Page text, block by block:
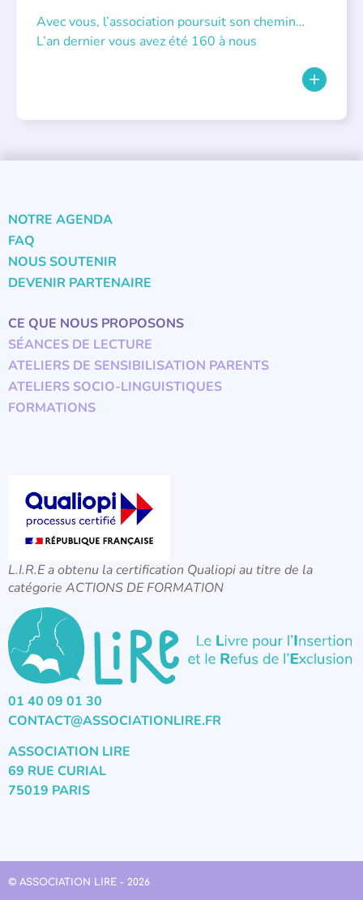
Avec vous, l’association poursuit son chemin…
L’an dernier vous avez été 160 à nous
NOTRE AGENDA
FAQ
NOUS SOUTENIR
DEVENIR PARTENAIRE
CE QUE NOUS PROPOSONS
SÉANCES DE LECTURE
ATELIERS DE SENSIBILISATION PARENTS
ATELIERS SOCIO-LINGUISTIQUES
FORMATIONS
L.I.R.E a obtenu la certification Qualiopi au titre de la
catégorie ACTIONS DE FORMATION
01 40 09 01 30
CONTACT@ASSOCIATIONLIRE.FR
ASSOCIATION LIRE
69 RUE CURIAL
75019 PARIS
© ASSOCIATION LIRE - 2026